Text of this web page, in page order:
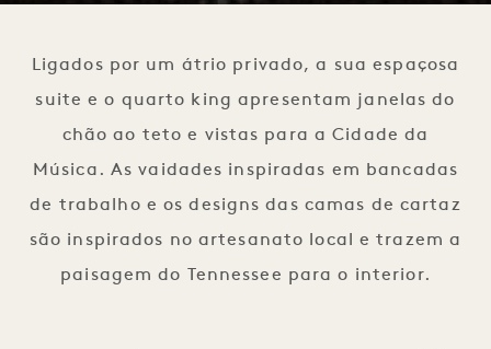
Ligados por um átrio privado, a sua espaçosa
suite e o quarto king apresentam janelas do
chão ao teto e vistas para a Cidade da
Música. As vaidades inspiradas em bancadas
de trabalho e os designs das camas de cartaz
são inspirados no artesanato local e trazem a
paisagem do Tennessee para o interior.